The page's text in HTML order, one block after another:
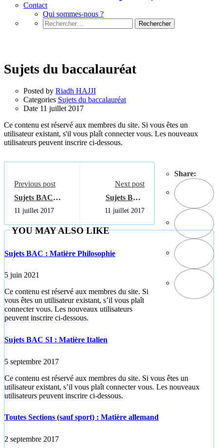
Contact
Qui sommes-nous ?
Rechercher :
Sujets du baccalauréat
Posted by Riadh HAJJI
Categories Sujets du baccalauréat
Date 11 juillet 2017
Ce contenu est réservé aux membres du site. Si vous êtes un
utilisateur existant, s'il vous plaît connecter vous. Les nouveaux
utilisateurs peuvent inscrire ci-dessous.
Share:
Previous post
Sujets BAC
Sciences
expérimentales :
Matière
Allemand
11 juillet 2017
Next post
Sujets BAC
Sciences
techniques :
Matière
Mathématiques
11 juillet 2017
YOU MAY ALSO LIKE
Sujets BAC : Matière Philosophie
5 juin 2021
Ce contenu est réservé aux membres du site. Si
vous êtes un utilisateur existant, s’il vous plaît
connecter vous. Les nouveaux utilisateurs
peuvent inscrire ci-dessous.
Sujets BAC SI : Matière Italien
5 septembre 2017
Ce contenu est réservé aux membres du site. Si vous êtes un
utilisateur existant, s’il vous plaît connecter vous. Les nouveaux
utilisateurs peuvent inscrire ci-dessous.
Toutes Sections (sauf sport) : Matière allemand
2 septembre 2017